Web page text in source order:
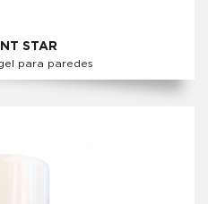
STAR
para paredes